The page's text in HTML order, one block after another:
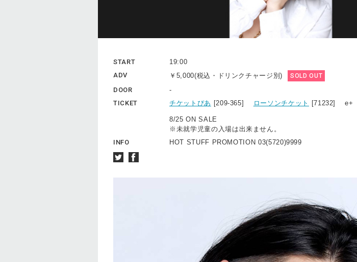
START
19:00
ADV
￥5,000(税込・ドリンクチャージ別) SOLD OUT
DOOR
-
TICKET
チケットぴあ [209-365] ローソンチケット [71232] e+
8/25 ON SALE
※未就学児童の入場は出来ません。
INFO
HOT STUFF PROMOTION 03(5720)9999